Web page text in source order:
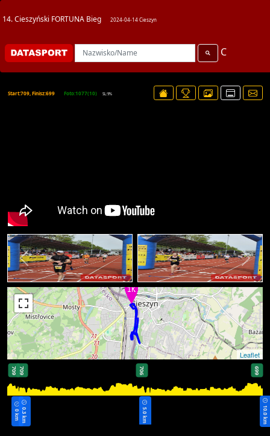
14. Cieszyński FORTUNA Bieg 2024-04-14 Cieszyn
C
Start:709, Finisz:699 Foto:1077(10) SL:9%
Leaflet
0 km
709 709
0.3 km
706
5.0 km
699
10.0 km